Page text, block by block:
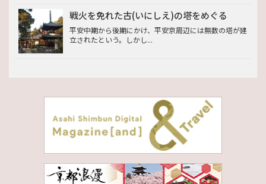
戦火を免れた古(いにしえ)の塔をめぐる
平安中期から後期にかけ、平安京周辺には無数の塔が建
立されたという。しかし...